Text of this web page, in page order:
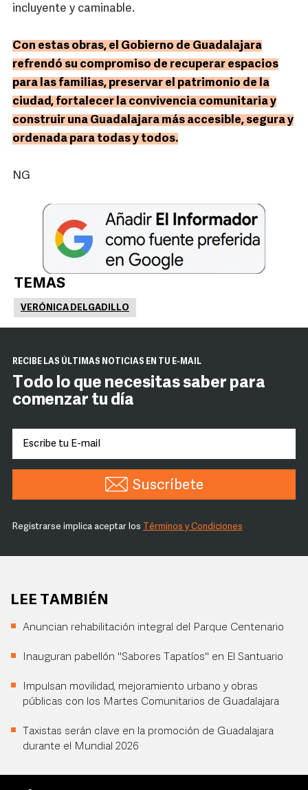
incluyente y caminable.
Con estas obras, el Gobierno de Guadalajara
refrendó su compromiso de recuperar espacios
para las familias, preservar el patrimonio de la
ciudad, fortalecer la convivencia comunitaria y
construir una Guadalajara más accesible, segura y
ordenada para todas y todos.
NG
TEMAS
VERÓNICA DELGADILLO
RECIBE LAS ÚLTIMAS NOTICIAS EN TU E-MAIL
Todo lo que necesitas saber para
comenzar tu día
Suscríbete
Registrarse implica aceptar los Términos y Condiciones
LEE TAMBIÉN
Anuncian rehabilitación integral del Parque Centenario
Inauguran pabellón "Sabores Tapatíos" en El Santuario
Impulsan movilidad, mejoramiento urbano y obras
públicas con los Martes Comunitarios de Guadalajara
Taxistas serán clave en la promoción de Guadalajara
durante el Mundial 2026